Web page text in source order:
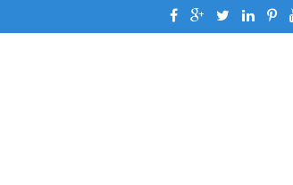
2 Năm 2026 Hình ẢnhLễ Cúng Tất Niên tại Chùa